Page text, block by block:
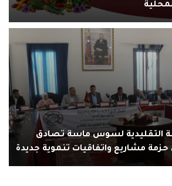
التقليدية لسوس ماسة تصادق
حزمة مشاريع واتفاقيات تنموية جديدة